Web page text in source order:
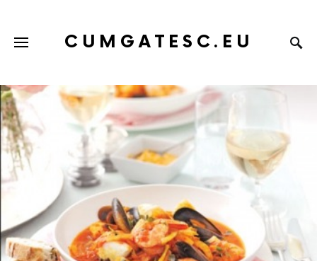
CUMGATESC.EU